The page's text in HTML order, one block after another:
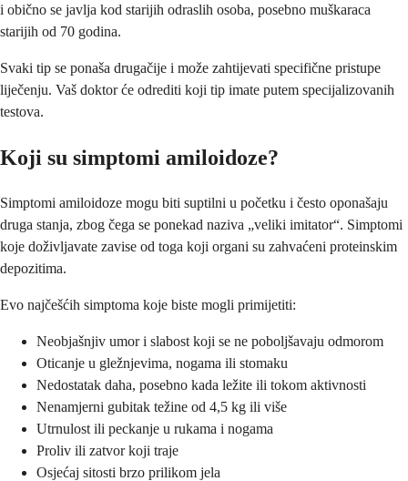
i obično se javlja kod starijih odraslih osoba, posebno muškaraca
starijih od 70 godina.
Svaki tip se ponaša drugačije i može zahtijevati specifične pristupe
liječenju. Vaš doktor će odrediti koji tip imate putem specijalizovanih
testova.
Koji su simptomi amiloidoze?
Simptomi amiloidoze mogu biti suptilni u početku i često oponašaju
druga stanja, zbog čega se ponekad naziva „veliki imitator“. Simptomi
koje doživljavate zavise od toga koji organi su zahvaćeni proteinskim
depozitima.
Evo najčešćih simptoma koje biste mogli primijetiti:
Neobjašnjiv umor i slabost koji se ne poboljšavaju odmorom
Oticanje u gležnjevima, nogama ili stomaku
Nedostatak daha, posebno kada ležite ili tokom aktivnosti
Nenamjerni gubitak težine od 4,5 kg ili više
Utrnulost ili peckanje u rukama i nogama
Proliv ili zatvor koji traje
Osjećaj sitosti brzo prilikom jela